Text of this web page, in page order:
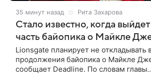
35 минут назад Рита Захарова
Стало известно, когда
часть байопика о Майкле
Lionsgate планирует не откладывать
продолжения байопика о Майкле
сообщает Deadline. По словам главы